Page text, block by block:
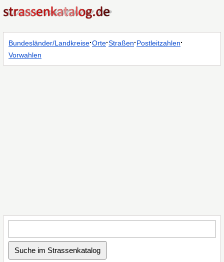
Bundesländer/Landkreise·Orte·Straßen·Postleitzahlen·
Vorwahlen